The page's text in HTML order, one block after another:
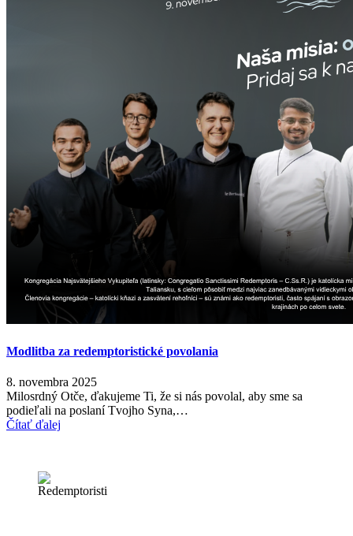
Modlitba za redemptoristické povolania
8. novembra 2025
Milosrdný Otče, ďakujeme Ti, že si nás povolal, aby sme sa
podieľali na poslaní Tvojho Syna,…
Čítať ďalej